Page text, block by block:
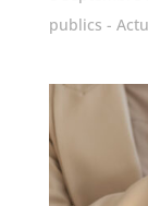
publics